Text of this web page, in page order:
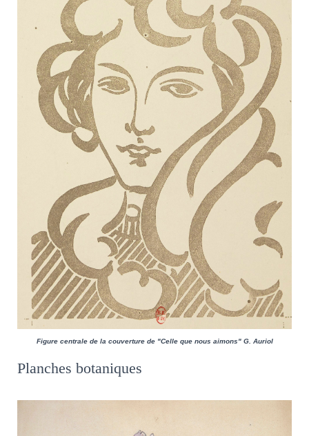
Figure centrale de la couverture de "Celle que nous aimons" G. Auriol
Planches botaniques